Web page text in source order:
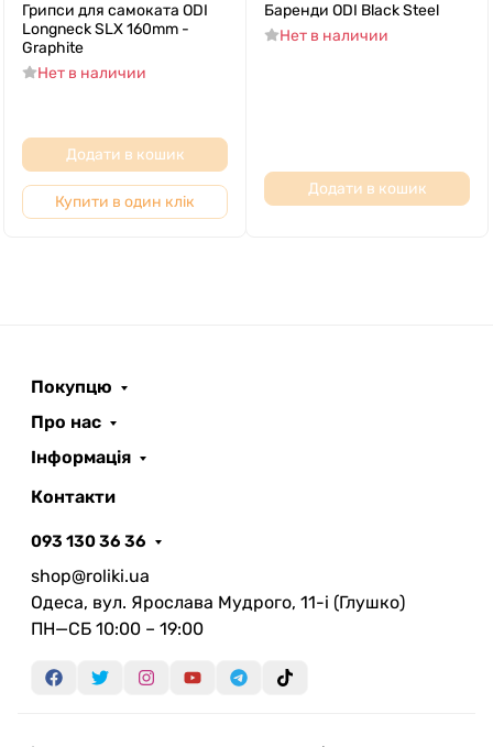
Грипси для самоката ODI
Longneck SLX 160mm -
Graphite
Нет в наличии
Додати в кошик
Купити в один клік
Баренди ODI Black Steel
Нет в наличии
Додати в кошик
Покупцю
Про нас
Інформація
Контакти
093 130 36 36
shop@roliki.ua
Одеса, вул. Ярослава Мудрого, 11-i (Глушко)
ПН—СБ 10:00 – 19:00